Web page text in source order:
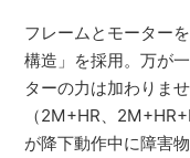
フレームとモーター
構造」を採用。万が
ターの力は加わりま
（2M+HR、
が降下動作中に障害